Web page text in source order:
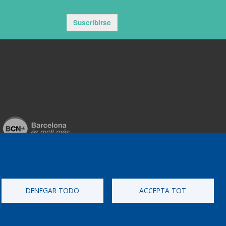
DENEGAR TODO ACCEPTA TOT
Suscribirse